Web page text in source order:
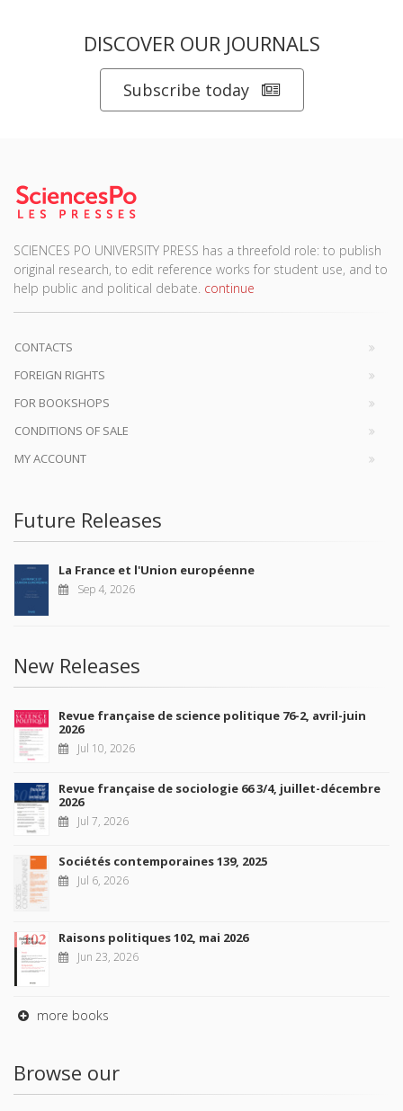
DISCOVER OUR JOURNALS
Subscribe today
SCIENCES PO UNIVERSITY PRESS has a threefold role: to publish
original research, to edit reference works for student use, and to
help public and political debate. continue
CONTACTS
FOREIGN RIGHTS
FOR BOOKSHOPS
CONDITIONS OF SALE
MY ACCOUNT
Future Releases
La France et l'Union européenne
Sep 4, 2026
New Releases
Revue française de science politique 76-2, avril-juin
2026
Jul 10, 2026
Revue française de sociologie 66 3/4, juillet-décembre
2026
Jul 7, 2026
Sociétés contemporaines 139, 2025
Jul 6, 2026
Raisons politiques 102, mai 2026
Jun 23, 2026
more books
Browse our